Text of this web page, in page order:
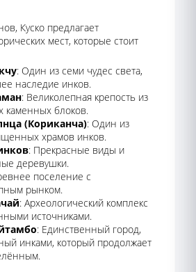
Куско предлагает
мест, которые стоит
: Один из семи чудес света,
наследие инков.
: Великолепная крепость из
каменных блоков.
(Кориканча): Один из
храмов инков.
: Прекрасные виды и
деревушки.
поселение с
рынком.
: Археологический комплекс
источниками.
: Единственный город,
инками, который продолжает